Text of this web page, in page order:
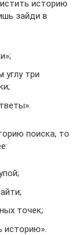
историю
зайди в
углу три
поиска, то
точек;
историю».